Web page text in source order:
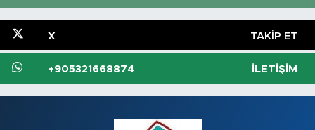
X TAKIP ET
+905321668874 İLETIŞIM